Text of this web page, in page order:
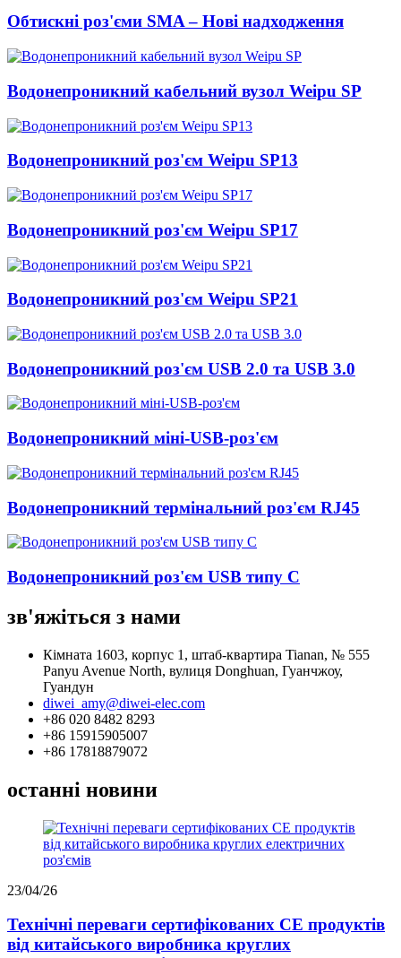
Обтискні роз'єми SMA – Нові надходження
Водонепроникний кабельний вузол Weipu SP
Водонепроникний роз'єм Weipu SP13
Водонепроникний роз'єм Weipu SP17
Водонепроникний роз'єм Weipu SP21
Водонепроникний роз'єм USB 2.0 та USB 3.0
Водонепроникний міні-USB-роз'єм
Водонепроникний термінальний роз'єм RJ45
Водонепроникний роз'єм USB типу C
зв'яжіться з нами
Кімната 1603, корпус 1, штаб-квартира Tianan, № 555
Panyu Avenue North, вулиця Donghuan, Гуанчжоу,
Гуандун
diwei_amy@diwei-elec.com
+86 020 8482 8293
+86 15915905007
+86 17818879072
останні новини
23/04/26
Технічні переваги сертифікованих CE продуктів
від китайського виробника круглих